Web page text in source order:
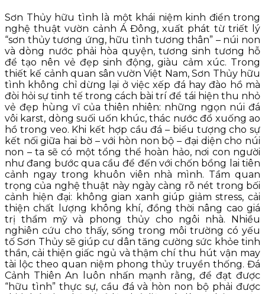
Sơn Thủy hữu tình là một khái niệm kinh điển trong
nghệ thuật vườn cảnh Á Đông, xuất phát từ triết lý
“sơn thủy tương ứng, hữu tình tương thân” – núi non
và dòng nước phải hòa quyện, tương sinh tương hỗ
để tạo nên vẻ đẹp sinh động, giàu cảm xúc. Trong
thiết kế cảnh quan sân vườn Việt Nam, Sơn Thủy hữu
tình không chỉ dừng lại ở việc xếp đá hay đào hồ mà
đòi hỏi sự tinh tế trong cách bài trí để tái hiện thu nhỏ
vẻ đẹp hùng vĩ của thiên nhiên: những ngọn núi đá
vôi karst, dòng suối uốn khúc, thác nước đổ xuống ao
hồ trong veo. Khi kết hợp cầu đá – biểu tượng cho sự
kết nối giữa hai bờ – với hòn non bộ – đại diện cho núi
non – ta sẽ có một tổng thể hoàn hảo, nơi con người
như đang bước qua cầu để đến với chốn bồng lai tiên
cảnh ngay trong khuôn viên nhà mình. Tầm quan
trọng của nghệ thuật này ngày càng rõ nét trong bối
cảnh hiện đại: không gian xanh giúp giảm stress, cải
thiện chất lượng không khí, đồng thời nâng cao giá
trị thẩm mỹ và phong thủy cho ngôi nhà. Nhiều
nghiên cứu cho thấy, sống trong môi trường có yếu
tố Sơn Thủy sẽ giúp cư dân tăng cường sức khỏe tinh
thần, cải thiện giấc ngủ và thậm chí thu hút vận may
tài lộc theo quan niệm phong thủy truyền thống. Đá
Cảnh Thiên An luôn nhấn mạnh rằng, để đạt được
“hữu tình” thực sự, cầu đá và hòn non bộ phải được